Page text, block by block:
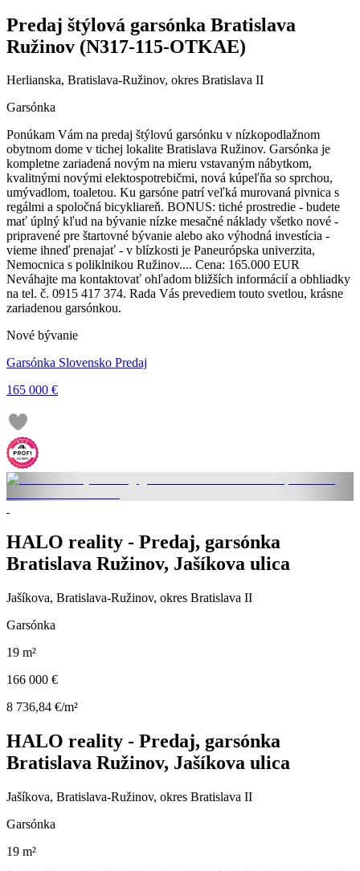
Predaj štýlová garsónka Bratislava
Ružinov (N317-115-OTKAE)
Herlianska, Bratislava-Ružinov, okres Bratislava II
Garsónka
Ponúkam Vám na predaj štýlovú garsónku v nízkopodlažnom
obytnom dome v tichej lokalite Bratislava Ružinov. Garsónka je
kompletne zariadená novým na mieru vstavaným nábytkom,
kvalitnými novými elektospotrebičmi, nová kúpeľňa so sprchou,
umývadlom, toaletou. Ku garsóne patrí veľká murovaná pivnica s
regálmi a spoločná bicykliareň. BONUS: tiché prostredie - budete
mať úplný kľud na bývanie nízke mesačné náklady všetko nové -
pripravené pre štartovné bývanie alebo ako výhodná investícia -
vieme ihneď prenajať - v blízkosti je Paneurópska univerzita,
Nemocnica s poliklnikou Ružinov.... Cena: 165.000 EUR
Neváhajte ma kontaktovať ohľadom bližších informácií a obhliadky
na tel. č. 0915 417 374. Rada Vás prevediem touto svetlou, krásne
zariadenou garsónkou.
Nové bývanie
Garsónka Slovensko Predaj
165 000 €
HALO reality - Predaj, garsónka
Bratislava Ružinov, Jašíkova ulica
Jašíkova, Bratislava-Ružinov, okres Bratislava II
Garsónka
19 m²
166 000 €
8 736,84 €/m²
HALO reality - Predaj, garsónka
Bratislava Ružinov, Jašíkova ulica
Jašíkova, Bratislava-Ružinov, okres Bratislava II
Garsónka
19 m²